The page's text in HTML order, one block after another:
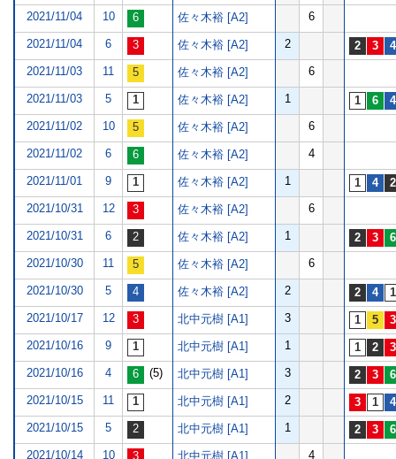
2021/11/04 10 佐々木裕 [A2] 6
2021/11/04 6 佐々木裕 [A2] 2
2021/11/03 11 佐々木裕 [A2] 6
2021/11/03 5 佐々木裕 [A2] 1
2021/11/02 10 佐々木裕 [A2] 6
2021/11/02 6 佐々木裕 [A2] 4
2021/11/01 9 佐々木裕 [A2] 1
2021/10/31 12 佐々木裕 [A2] 6
2021/10/31 6 佐々木裕 [A2] 1
2021/10/30 11 佐々木裕 [A2] 6
2021/10/30 5 佐々木裕 [A2] 2
2021/10/17 12 北中元樹 [A1] 3
2021/10/16 9 北中元樹 [A1] 1
2021/10/16 4 (5) 北中元樹 [A1] 3
2021/10/15 11 北中元樹 [A1] 2
2021/10/15 5 北中元樹 [A1] 1
2021/10/14 10 北中元樹 [A1] 4